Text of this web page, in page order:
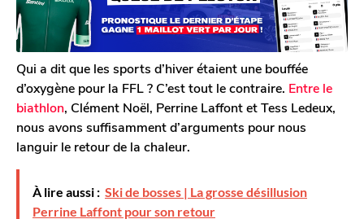
n
s
a
g
o
m
G
a
l
e
r
o
n
Qui a dit que les sports d’hiver étaient une bouffée
d’oxygène pour la FFL ? C’est tout le contraire. Entre le
biathlon, Clément Noël, Perrine Laffont et Tess Ledeux,
nous avons suffisamment d’arguments pour nous
languir le retour de la chaleur.
À lire aussi : Ski de bosses | La grosse désillusion
Perrine Laffont pour son retour